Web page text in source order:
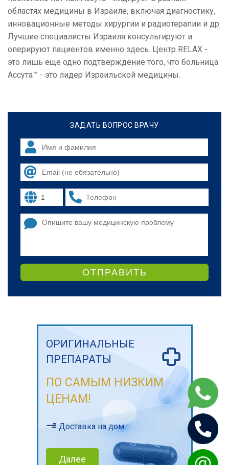
областях медицины в Израиле, включая диагностику,
инновационные методы хирургии и радиотерапии и др.
Лучшие специалисты Израиля консультируют и
оперируют пациентов именно здесь. Центр RELAX -
это лишь еще одно подтверждение того, что больница
Ассута™ - это лидер Израильской медицины.
ЗАДАТЬ ВОПРОС ВРАЧУ
ОТПРАВИТЬ
ОРИГИНАЛЬНЫЕ
ПРЕПАРАТЫ
ПО САМЫМ НИЗКИМ
ЦЕНАМ!
Доставка на дом
Далее